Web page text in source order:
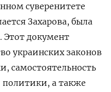
суверенитете
Захарова, была
Этот документ
украинских законов
самостоятельность
а также